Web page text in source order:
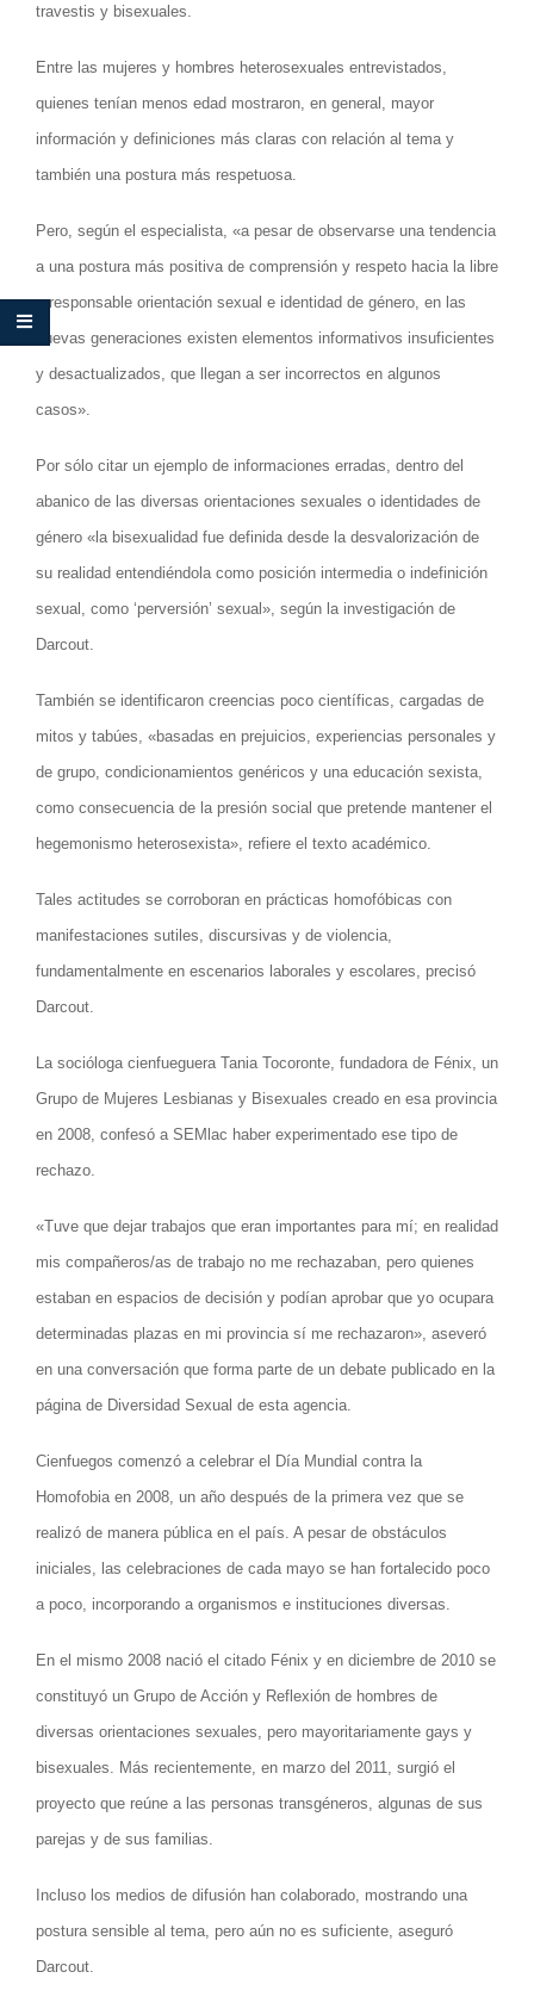
travestis y bisexuales.
Entre las mujeres y hombres heterosexuales entrevistados,
quienes tenían menos edad mostraron, en general, mayor
información y definiciones más claras con relación al tema y
también una postura más respetuosa.
Pero, según el especialista, «a pesar de observarse una tendencia
a una postura más positiva de comprensión y respeto hacia la libre
y responsable orientación sexual e identidad de género, en las
nuevas generaciones existen elementos informativos insuficientes
y desactualizados, que llegan a ser incorrectos en algunos
casos».
Por sólo citar un ejemplo de informaciones erradas, dentro del
abanico de las diversas orientaciones sexuales o identidades de
género «la bisexualidad fue definida desde la desvalorización de
su realidad entendiéndola como posición intermedia o indefinición
sexual, como ‘perversión’ sexual», según la investigación de
Darcout.
También se identificaron creencias poco científicas, cargadas de
mitos y tabúes, «basadas en prejuicios, experiencias personales y
de grupo, condicionamientos genéricos y una educación sexista,
como consecuencia de la presión social que pretende mantener el
hegemonismo heterosexista», refiere el texto académico.
Tales actitudes se corroboran en prácticas homofóbicas con
manifestaciones sutiles, discursivas y de violencia,
fundamentalmente en escenarios laborales y escolares, precisó
Darcout.
La socióloga cienfueguera Tania Tocoronte, fundadora de Fénix, un
Grupo de Mujeres Lesbianas y Bisexuales creado en esa provincia
en 2008, confesó a SEMlac haber experimentado ese tipo de
rechazo.
«Tuve que dejar trabajos que eran importantes para mí; en realidad
mis compañeros/as de trabajo no me rechazaban, pero quienes
estaban en espacios de decisión y podían aprobar que yo ocupara
determinadas plazas en mi provincia sí me rechazaron», aseveró
en una conversación que forma parte de un debate publicado en la
página de Diversidad Sexual de esta agencia.
Cienfuegos comenzó a celebrar el Día Mundial contra la
Homofobia en 2008, un año después de la primera vez que se
realizó de manera pública en el país. A pesar de obstáculos
iniciales, las celebraciones de cada mayo se han fortalecido poco
a poco, incorporando a organismos e instituciones diversas.
En el mismo 2008 nació el citado Fénix y en diciembre de 2010 se
constituyó un Grupo de Acción y Reflexión de hombres de
diversas orientaciones sexuales, pero mayoritariamente gays y
bisexuales. Más recientemente, en marzo del 2011, surgió el
proyecto que reúne a las personas transgéneros, algunas de sus
parejas y de sus familias.
Incluso los medios de difusión han colaborado, mostrando una
postura sensible al tema, pero aún no es suficiente, aseguró
Darcout.